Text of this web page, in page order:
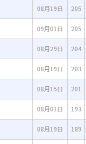
08月19日 205
09月01日 205
08月29日 204
08月19日 203
08月15日 201
08月01日 193
08月19日 189